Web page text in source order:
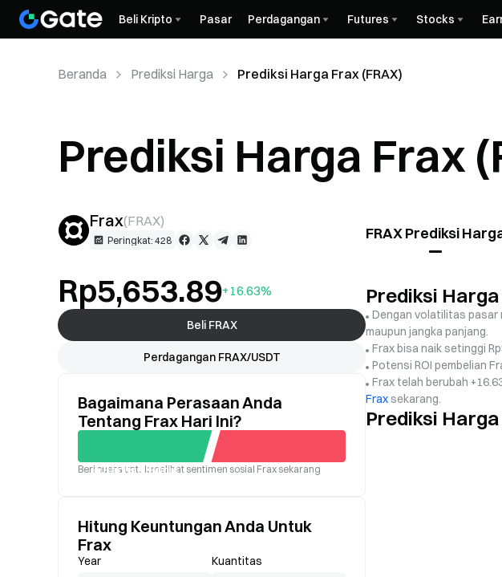
Beli Kripto Pasar Perdagangan Futures Stocks
Beranda Prediksi Harga Prediksi Harga Frax (FRAX)
Prediksi Harga Frax
Frax(FRAX)
Peringkat: 428 FRAX Prediksi
Rp5,653.89+16.63%
Beli FRAX
Perdagangan FRAX/USDT
Bagaimana Perasaan Anda
Tentang Frax Hari Ini?
Bagus Buruk
Beri suara untuk melihat sentimen sosial Frax sekarang
Hitung Keuntungan Anda Untuk
Frax
Year Kuantitas
Prediksi
Dengan volatilitas pasar
maupun jangka panjang.
Frax bisa naik setinggi
Potensi ROI pembelian
Frax telah berubah
Fraxsekarang.
Prediksi